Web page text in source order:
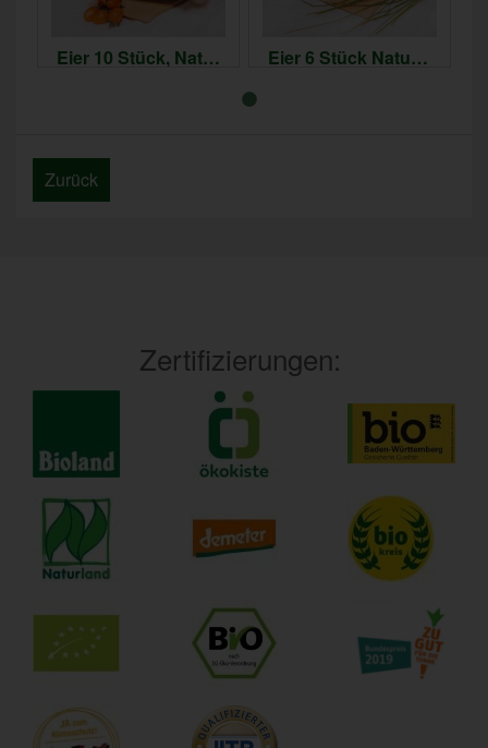
Eier 10 Stück, Naturland oder Bioland
Eier 6 Stück Naturland oder Bioland
Zurück
Zertifizierungen: